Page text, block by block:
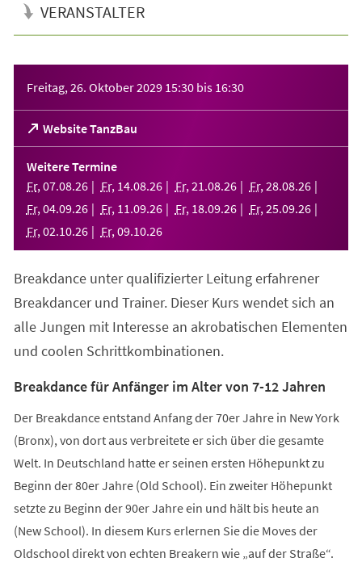
VERANSTALTER
Freitag, 26. Oktober 2029 15:30 bis 16:30
Website TanzBau
(Öffnet
in
einem
neuen
Tab)
Weitere Termine
Fr, 07.08.26 Fr, 14.08.26 Fr, 21 .08.26 Fr, 28.08.26
Fr, 04.09.26 Fr, 11 .09.26 Fr, 18.09.26 Fr, 25.09.26
Fr, 02.10.26 Fr, 09.10.26
Breakdance unter qualifizierter Leitung erfahrener
Breakdancer und Trainer. Dieser Kurs wendet sich an
alle Jungen mit Interesse an akrobatischen Elementen
und coolen Schrittkombinationen.
Breakdance für Anfänger im Alter von 7-12 Jahren
Der Breakdance entstand Anfang der 70er Jahre in New York
(Bronx), von dort aus verbreitete er sich über die gesamte
Welt. In Deutschland hatte er seinen ersten Höhepunkt zu
Beginn der 80er Jahre (Old School). Ein zweiter Höhepunkt
setzte zu Beginn der 90er Jahre ein und hält bis heute an
(New School). In diesem Kurs erlernen Sie die Moves der
Oldschool direkt von echten Breakern wie „auf der Straße“.